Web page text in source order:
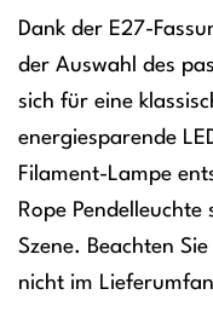
Dank der E27-
der Auswahl des
sich für eine
energiesparende
Filament-Lampe
Rope
Szene. Beachten
nicht im